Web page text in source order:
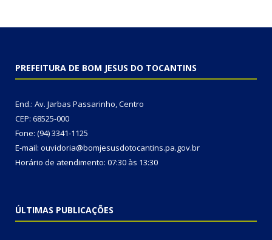
PREFEITURA DE BOM JESUS DO TOCANTINS
End.: Av. Jarbas Passarinho, Centro
CEP: 68525-000
Fone: (94) 3341-1125
E-mail: ouvidoria@bomjesusdotocantins.pa.gov.br
Horário de atendimento: 07:30 às 13:30
ÚLTIMAS PUBLICAÇÕES